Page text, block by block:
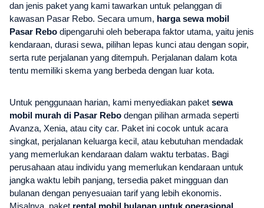
dan jenis paket yang kami tawarkan untuk pelanggan di
kawasan Pasar Rebo. Secara umum, harga sewa mobil
Pasar Rebo dipengaruhi oleh beberapa faktor utama, yaitu jenis
kendaraan, durasi sewa, pilihan lepas kunci atau dengan sopir,
serta rute perjalanan yang ditempuh. Perjalanan dalam kota
tentu memiliki skema yang berbeda dengan luar kota.
Untuk penggunaan harian, kami menyediakan paket sewa
mobil murah di Pasar Rebo dengan pilihan armada seperti
Avanza, Xenia, atau city car. Paket ini cocok untuk acara
singkat, perjalanan keluarga kecil, atau kebutuhan mendadak
yang memerlukan kendaraan dalam waktu terbatas. Bagi
perusahaan atau individu yang memerlukan kendaraan untuk
jangka waktu lebih panjang, tersedia paket mingguan dan
bulanan dengan penyesuaian tarif yang lebih ekonomis.
Misalnya, paket rental mobil bulanan untuk operasional